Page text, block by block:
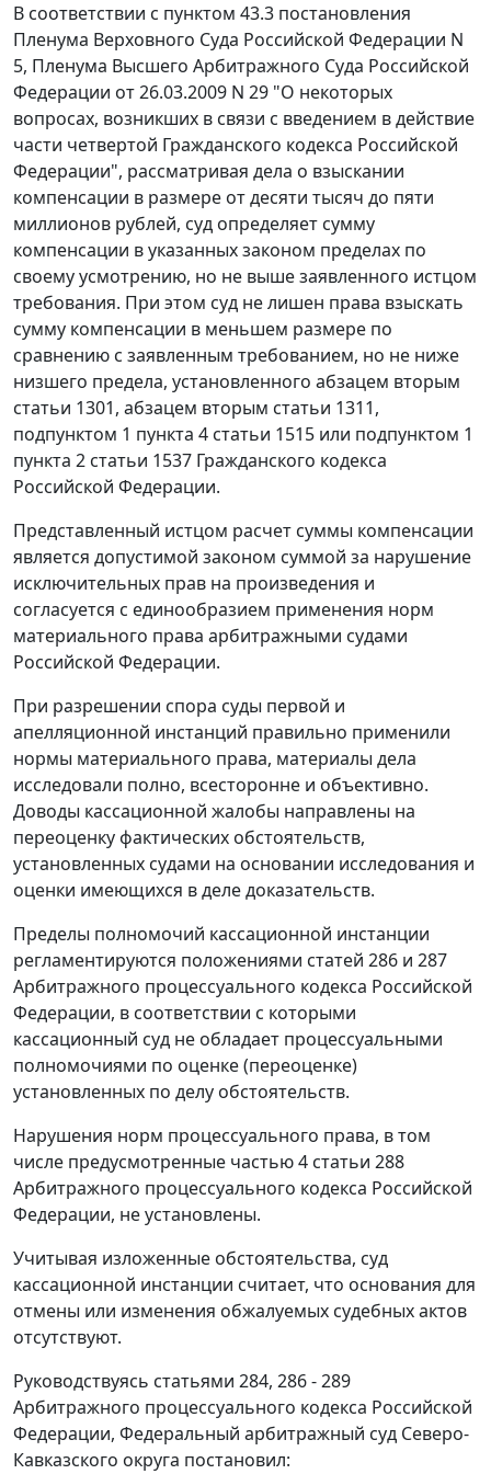
В соответствии с пунктом 43.3 постановления
Пленума Верховного Суда Российской Федерации N
5, Пленума Высшего Арбитражного Суда Российской
Федерации от 26.03.2009 N 29 "О некоторых
вопросах, возникших в связи с введением в действие
части четвертой Гражданского кодекса Российской
Федерации", рассматривая дела о взыскании
компенсации в размере от десяти тысяч до пяти
миллионов рублей, суд определяет сумму
компенсации в указанных законом пределах по
своему усмотрению, но не выше заявленного истцом
требования. При этом суд не лишен права взыскать
сумму компенсации в меньшем размере по
сравнению с заявленным требованием, но не ниже
низшего предела, установленного абзацем вторым
статьи 1301, абзацем вторым статьи 1311,
подпунктом 1 пункта 4 статьи 1515 или подпунктом 1
пункта 2 статьи 1537 Гражданского кодекса
Российской Федерации.
Представленный истцом расчет суммы компенсации
является допустимой законом суммой за нарушение
исключительных прав на произведения и
согласуется с единообразием применения норм
материального права арбитражными судами
Российской Федерации.
При разрешении спора суды первой и
апелляционной инстанций правильно применили
нормы материального права, материалы дела
исследовали полно, всесторонне и объективно.
Доводы кассационной жалобы направлены на
переоценку фактических обстоятельств,
установленных судами на основании исследования и
оценки имеющихся в деле доказательств.
Пределы полномочий кассационной инстанции
регламентируются положениями статей 286 и 287
Арбитражного процессуального кодекса Российской
Федерации, в соответствии с которыми
кассационный суд не обладает процессуальными
полномочиями по оценке (переоценке)
установленных по делу обстоятельств.
Нарушения норм процессуального права, в том
числе предусмотренные частью 4 статьи 288
Арбитражного процессуального кодекса Российской
Федерации, не установлены.
Учитывая изложенные обстоятельства, суд
кассационной инстанции считает, что основания для
отмены или изменения обжалуемых судебных актов
отсутствуют.
Руководствуясь статьями 284, 286 - 289
Арбитражного процессуального кодекса Российской
Федерации, Федеральный арбитражный суд Северо-
Кавказского округа постановил: